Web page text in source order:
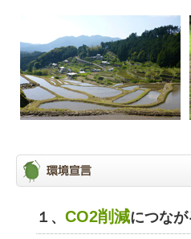
１、 CO2削減につな